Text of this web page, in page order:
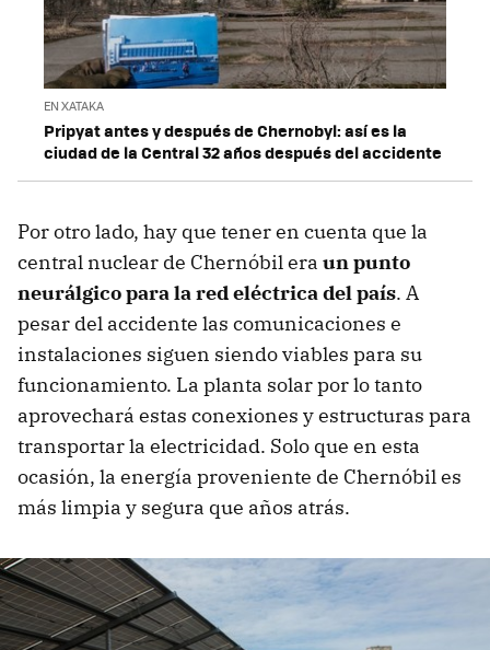
EN XATAKA
Pripyat antes y después de Chernobyl: así es la
ciudad de la Central 32 años después del accidente
Por otro lado, hay que tener en cuenta que la
central nuclear de Chernóbil era un punto
neurálgico para la red eléctrica del país. A
pesar del accidente las comunicaciones e
instalaciones siguen siendo viables para su
funcionamiento. La planta solar por lo tanto
aprovechará estas conexiones y estructuras para
transportar la electricidad. Solo que en esta
ocasión, la energía proveniente de Chernóbil es
más limpia y segura que años atrás.